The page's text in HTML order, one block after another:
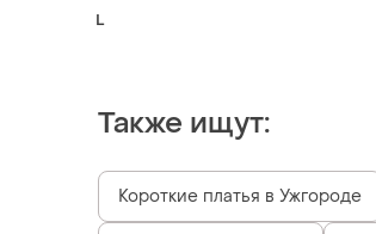
L
Также ищут:
Короткие платья в Ужгороде